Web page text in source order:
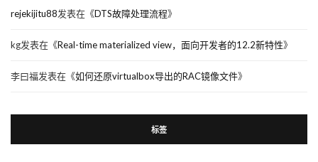
rejekijitu88发表在《DTS故障处理流程》
kg发表在《Real-time materialized view，面向开发者的12.2新特性》
李曰福发表在《如何还原virtualbox导出的RAC镜像文件》
标签